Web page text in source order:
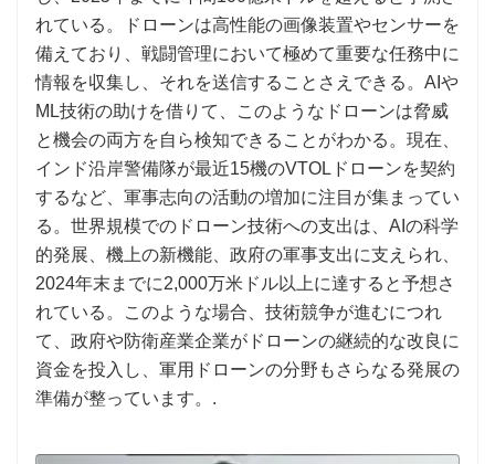
れている。ドローンは高性能の画像装置やセンサーを
備えており、戦闘管理において極めて重要な任務中に
情報を収集し、それを送信することさえできる。AIや
ML技術の助けを借りて、このようなドローンは脅威
と機会の両方を自ら検知できることがわかる。現在、
インド沿岸警備隊が最近15機のVTOLドローンを契約
するなど、軍事志向の活動の増加に注目が集まってい
る。世界規模でのドローン技術への支出は、AIの科学
的発展、機上の新機能、政府の軍事支出に支えられ、
2024年末までに2,000万米ドル以上に達すると予想さ
れている。このような場合、技術競争が進むにつれ
て、政府や防衛産業企業がドローンの継続的な改良に
資金を投入し、軍用ドローンの分野もさらなる発展の
準備が整っています。.